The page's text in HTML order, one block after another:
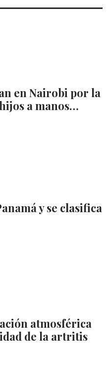
en Nairobi por la
a manos…
y se clasifica
atmosférica
de la artritis